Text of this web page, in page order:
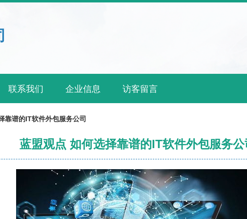
联系我们 企业信息 访客留言
靠谱的IT软件外包服务公司
蓝盟观点 如何选择靠谱的IT软件外包服务公